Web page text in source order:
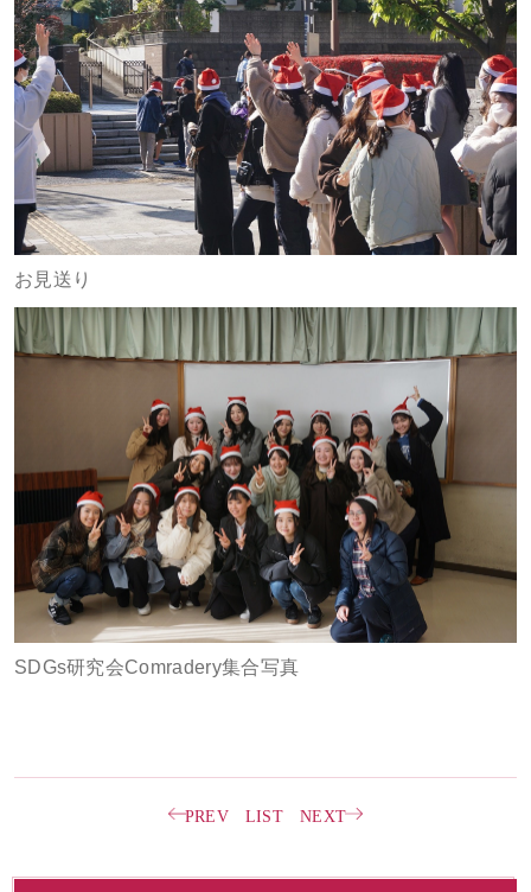
お見送り
SDGs研究会Comradery集合写真
PREV LIST NEXT